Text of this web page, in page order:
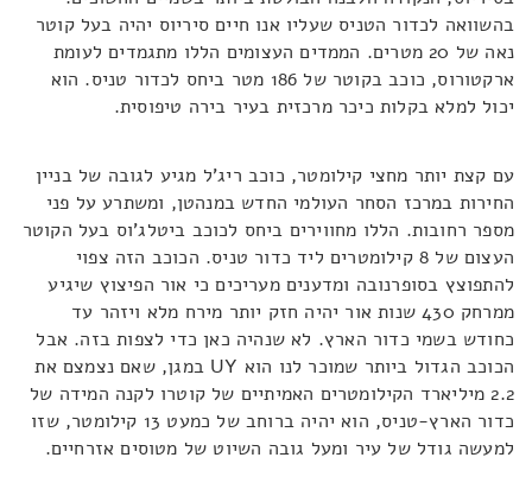
בהשוואה לכדור הטניס שעליו אנו חיים סיריוס יהיה בעל קוטר
נאה של 20 מטרים. הממדים העצומים הללו מתגמדים לעומת
ארקטורוס, כוכב בקוטר של 186 מטר ביחס לכדור טניס. הוא
יכול למלא בקלות כיכר מרכזית בעיר בירה טיפוסית.
עם קצת יותר מחצי קילומטר, כוכב ריג'ל מגיע לגובה של בניין
החירות במרכז הסחר העולמי החדש במנהטן, ומשתרע על פני
מספר רחובות. הללו מחווירים ביחס לכוכב ביטלג'וס בעל הקוטר
העצום של 8 קילומטרים ליד כדור טניס. הכוכב הזה צפוי
להתפוצץ בסופרנובה ומדענים מעריכים כי אור הפיצוץ שיגיע
ממרחק 430 שנות אור יהיה חזק יותר מירח מלא ויזהר עד
כחודש בשמי כדור הארץ. לא שנהיה כאן כדי לצפות בזה. אבל
הכוכב הגדול ביותר שמוכר לנו הוא UY במגן, שאם נצמצם את
2.2 מיליארד הקילומטרים האמיתיים של קוטרו לקנה המידה של
כדור הארץ-טניס, הוא יהיה ברוחב של כמעט 13 קילומטר, שזו
למעשה גודל של עיר ומעל גובה השיוט של מטוסים אזרחיים.